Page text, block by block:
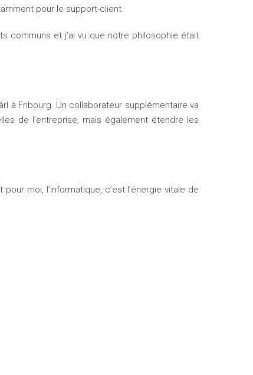
pour le support-client.
communs et j’ai vu que notre philosophie était
à Fribourg. Un collaborateur supplémentaire va
de l’entreprise, mais également étendre les
moi, l’informatique, c’est l’énergie vitale de